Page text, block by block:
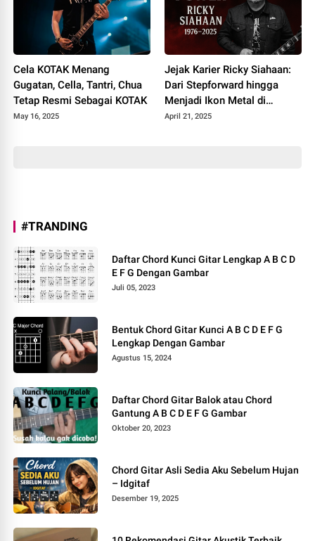
Cela KOTAK Menang
Gugatan, Cella, Tantri, Chua
Tetap Resmi Sebagai KOTAK
May 16, 2025
Jejak Karier Ricky Siahaan:
Dari Stepforward hingga
Menjadi Ikon Metal di
Seringai
April 21, 2025
#TRANDING
Daftar Chord Kunci Gitar Lengkap A B C D
E F G Dengan Gambar
Juli 05, 2023
Bentuk Chord Gitar Kunci A B C D E F G
Lengkap Dengan Gambar
Agustus 15, 2024
Daftar Chord Gitar Balok atau Chord
Gantung A B C D E F G Gambar
Oktober 20, 2023
Chord Gitar Asli Sedia Aku Sebelum Hujan
– Idgitaf
Desember 19, 2025